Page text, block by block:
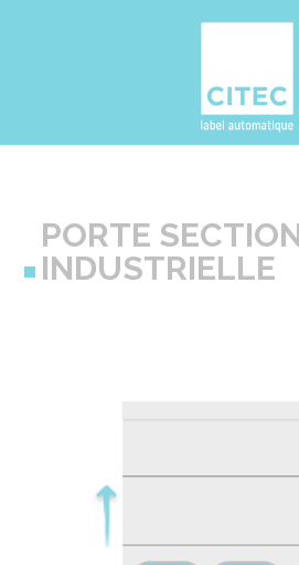
PORTE
INDUSTRIELLE